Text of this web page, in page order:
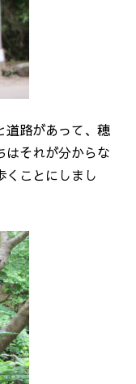
道路があって、穂
はそれが分からな
くことにしまし